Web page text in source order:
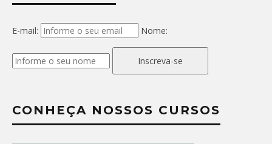
E-mail: Nome:
Inscreva-se
CONHEÇA NOSSOS CURSOS